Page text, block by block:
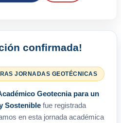
confirmada!
JORNADAS GEOTÉCNICAS
Geotecnia para un
Sosteniblefue registrada
en esta jornada académica